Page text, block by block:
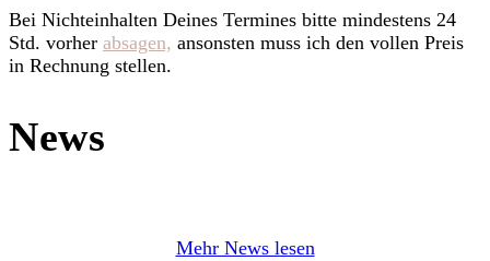
Bei Nichteinhalten Deines Termines bitte mindestens 24
Std. vorher absagen, ansonsten muss ich den vollen Preis
in Rechnung stellen.
News
Mehr News lesen